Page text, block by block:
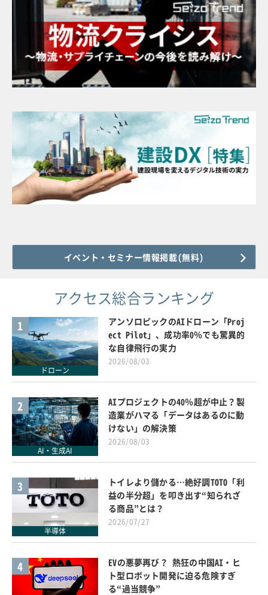
イベント・セミナー情報掲載(無料)
アクセス総合ランキング
1
ドローン
アンソロピックのAIドローン「Proj
ect Pilot」、成功率0％でも驚異的
な自律飛行の実力
2026/08/03
2
AI・生成AI
AIプロジェクトの40％超が中止？製
造業がハマる「データはあるのに動
けない」の解決策
2026/08/03
3
半導体
トイレより儲かる…絶好調TOTO「利
益の半分超」を叩き出す“知られざ
る商品”とは？
2026/07/27
4
EVの悪夢再び？ 熱狂の中国AI・ヒ
ト型ロボット開発に迫る危険すぎ
る“過当競争”